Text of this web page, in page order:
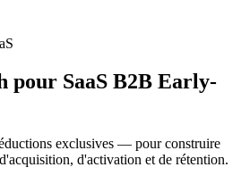
pour SaaS B2B Early-
exclusives — pour construire
d'activation et de rétention.